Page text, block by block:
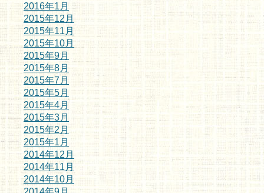
2016年1月
2015年12月
2015年11月
2015年10月
2015年9月
2015年8月
2015年7月
2015年5月
2015年4月
2015年3月
2015年2月
2015年1月
2014年12月
2014年11月
2014年10月